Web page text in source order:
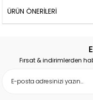
ÜRÜN ÖNERILERI
Fırsat & indirimlerden